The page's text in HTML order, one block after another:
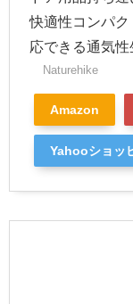
快適性コンパ
応できる通気
Naturehike
Amazon
Yahooショッ